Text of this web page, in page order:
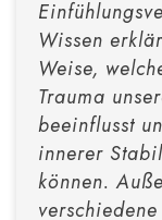
Wissen
Weise,
Trauma
beeinflusst
innerer
können.